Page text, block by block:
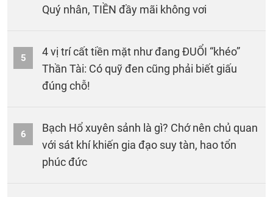
Quý nhân, TIỀN đầy mãi không vơi
5
4 vị trí cất tiền mặt như đang ĐUỔI “khéo”
Thần Tài: Có quỹ đen cũng phải biết giấu
đúng chỗ!
6
Bạch Hổ xuyên sảnh là gì? Chớ nên chủ quan
với sát khí khiến gia đạo suy tàn, hao tổn
phúc đức